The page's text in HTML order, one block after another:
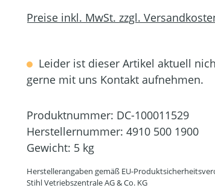
Preise inkl. MwSt. zzgl.
Leider ist dieser Artikel aktuell
gerne mit uns Kontakt aufnehmen.
Produktnummer: DC-100011529
Herstellernummer: 4910 500 1900
Gewicht: 5 kg
Herstellerangaben gemäß EU-
Stihl Vetriebszentrale AG & Co. KG